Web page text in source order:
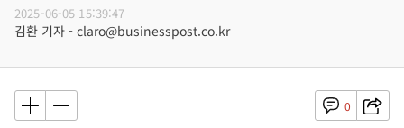
2025-06-05 15:39:47
김환 기자 - claro@businesspost.co.kr
0